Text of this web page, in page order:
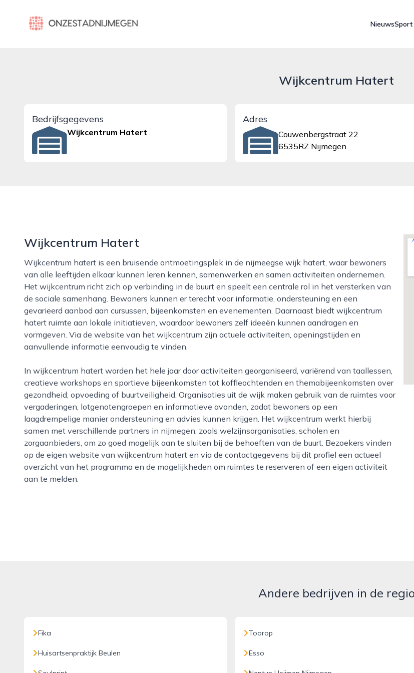
onzestadnijmegen.nl
NieuwsSport
Wijkcentrum Hatert
Bedrijfsgegevens
Wijkcentrum Hatert
Adres
Couwenbergstraat 22
6535RZ Nijmegen
Wijkcentrum Hatert
Wijkcentrum hatert is een bruisende ontmoetingsplek in de nijmeegse wijk hatert, waar bewoners
van alle leeftijden elkaar kunnen leren kennen, samenwerken en samen activiteiten ondernemen.
Het wijkcentrum richt zich op verbinding in de buurt en speelt een centrale rol in het versterken van
de sociale samenhang. Bewoners kunnen er terecht voor informatie, ondersteuning en een
gevarieerd aanbod aan cursussen, bijeenkomsten en evenementen. Daarnaast biedt wijkcentrum
hatert ruimte aan lokale initiatieven, waardoor bewoners zelf ideeën kunnen aandragen en
vormgeven. Via de website van het wijkcentrum zijn actuele activiteiten, openingstijden en
aanvullende informatie eenvoudig te vinden.
In wijkcentrum hatert worden het hele jaar door activiteiten georganiseerd, variërend van taallessen,
creatieve workshops en sportieve bijeenkomsten tot koffieochtenden en themabijeenkomsten over
gezondheid, opvoeding of buurtveiligheid. Organisaties uit de wijk maken gebruik van de ruimtes voor
vergaderingen, lotgenotengroepen en informatieve avonden, zodat bewoners op een
laagdrempelige manier ondersteuning en advies kunnen krijgen. Het wijkcentrum werkt hierbij
samen met verschillende partners in nijmegen, zoals welzijnsorganisaties, scholen en
zorgaanbieders, om zo goed mogelijk aan te sluiten bij de behoeften van de buurt. Bezoekers vinden
op de eigen website van wijkcentrum hatert en via de contactgegevens bij dit profiel een actueel
overzicht van het programma en de mogelijkheden om ruimtes te reserveren of een eigen activiteit
aan te melden.
Andere bedrijven in de regio
Fika
Huisartsenpraktijk Beulen
Toorop
Esso